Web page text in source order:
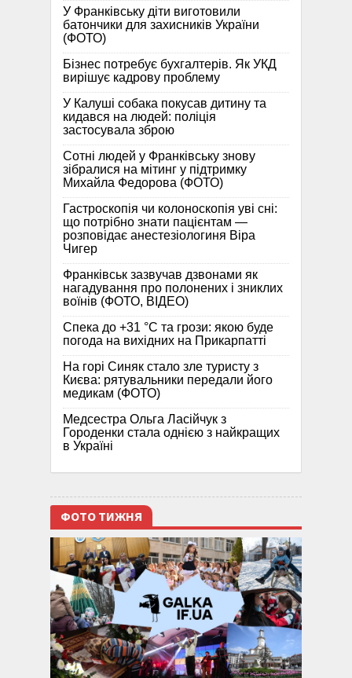
У Франківську діти виготовили
батончики для захисників України
(ФОТО)
Бізнес потребує бухгалтерів. Як УКД
вирішує кадрову проблему
У Калуші собака покусав дитину та
кидався на людей: поліція
застосувала зброю
Сотні людей у Франківську знову
зібралися на мітинг у підтримку
Михайла Федорова (ФОТО)
Гастроскопія чи колоноскопія уві сні:
що потрібно знати пацієнтам —
розповідає анестезіологиня Віра
Чигер
Франківськ зазвучав дзвонами як
нагадування про полонених і зниклих
воїнів (ФОТО, ВІДЕО)
Спека до +31 °C та грози: якою буде
погода на вихідних на Прикарпатті
На горі Синяк стало зле туристу з
Києва: рятувальники передали його
медикам (ФОТО)
Медсестра Ольга Ласійчук з
Городенки стала однією з найкращих
в Україні
ФОТО ТИЖНЯ